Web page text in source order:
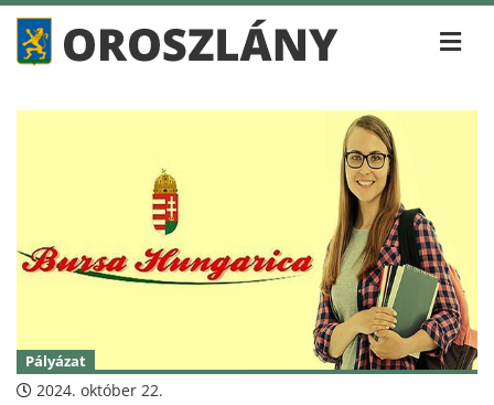
Pályázat
2024. október 22.